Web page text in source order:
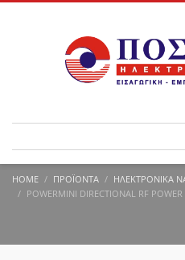
HOME ΠΡΟΪΌΝΤΑ ΗΛΕΚΤΡΟΝΙΚΆ
POWERMINI DIRECTIONAL RF